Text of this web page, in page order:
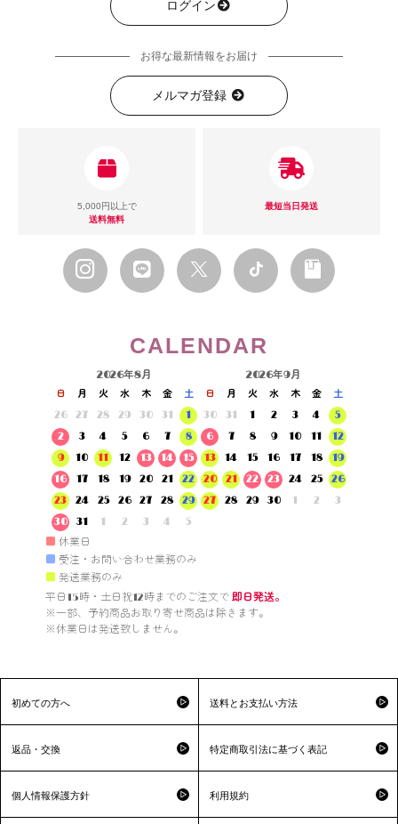
ログイン
お得な最新情報をお届け
メルマガ登録
5,000円以上で
送料無料
最短当日発送
CALENDAR
2026年8月
日 月 火 水 木 金
土
26
27 28 29 30 31
1
2
3 4 5 6 7
8
9
10 11 12 13 14
15
16
17 18 19 20 21
22
23
24 25 26 27 28
29
30
31 1 2 3 4 5
2026年9月
日 月 火 水 木 金
土
30
31 1 2 3 4
5
6
7 8 9 10 11
12
13
14 15 16 17 18
19
20
21 22 23 24 25
26
27
28 29 30 1 2 3
■ 休業日
■ 受注・お問い合わせ業務のみ
■ 発送業務のみ
平日15時・土日祝12時までのご注文で 即日発送。
※一部、予約商品お取り寄せ商品は除きます。
※休業日は発送致しません。
初めての方へ 送料とお支払い方法
返品・交換 特定商取引法に基づく表記
個人情報保護方針 利用規約